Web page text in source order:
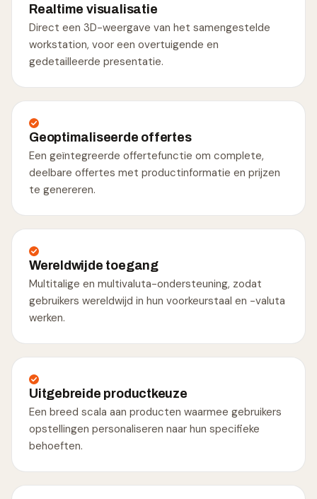
Realtime visualisatie
Direct een 3D-weergave van het samengestelde
workstation, voor een overtuigende en
gedetailleerde presentatie.
Geoptimaliseerde offertes
Een geïntegreerde offertefunctie om complete,
deelbare offertes met productinformatie en prijzen
te genereren.
Wereldwijde toegang
Multitalige en multivaluta-ondersteuning, zodat
gebruikers wereldwijd in hun voorkeurstaal en -valuta
werken.
Uitgebreide productkeuze
Een breed scala aan producten waarmee gebruikers
opstellingen personaliseren naar hun specifieke
behoeften.